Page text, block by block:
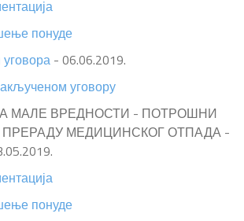
понуде
- 06.06.2019.
уговору
МАЛЕ ВРЕДНОСТИ - ПОТРОШНИ
ПРЕРАДУ МЕДИЦИНСКОГ ОТПАДА -
понуде